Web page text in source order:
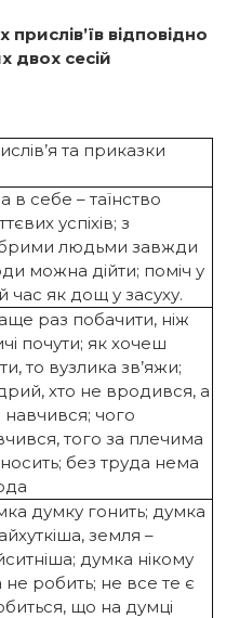
відповідно
двох сесій
та приказки
в себе – таїнство
успіхів; з
людьми завжди
можна дійти; поміч у
час як дощ у засуху.
раз побачити, ніж
почути; як хочеш
то вузлика зв’яжи;
хто не вродився, а
навчився; чого
того за плечима
без труда нема
думку гонить; думка
земля –
думка нікому
не робить; не все те є
що на думці